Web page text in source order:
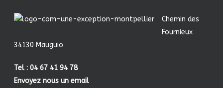
Chemin des
Fournieux
34130 Mauguio
Tel : 04 67 41 94 78
Envoyez nous un email